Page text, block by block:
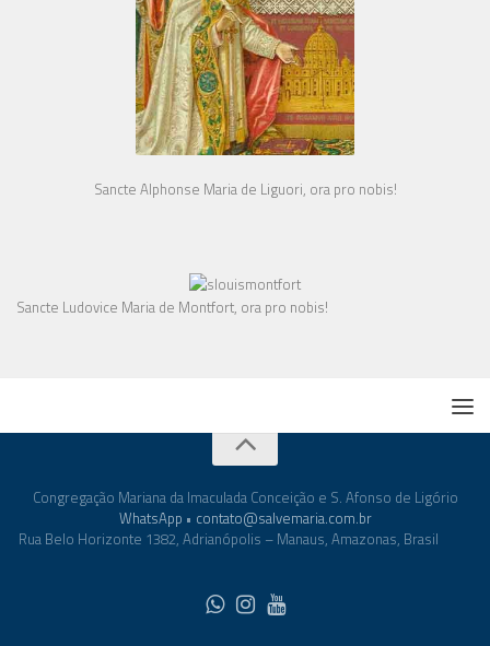
Sancte Alphonse Maria de Liguori, ora pro nobis!
Sancte Ludovice Maria de Montfort, ora pro nobis!
Congregação Mariana da Imaculada Conceição e S. Afonso de Ligório
WhatsApp • contato@salvemaria.com.br
Rua Belo Horizonte 1382, Adrianópolis – Manaus, Amazonas, Brasil